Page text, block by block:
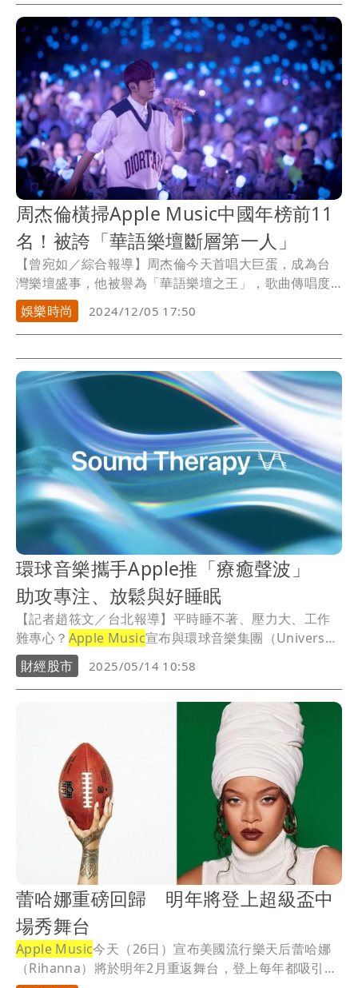
Atmos杜比全景環繞音效。基於三方品牌合作，
Mercedes-Benz車款將成為第一款以原音重現方式，提
供Apple Music 空間音訊杜比全景音效的非Apple裝置。
周杰倫橫掃Apple Music中國年榜前11
名！被誇「華語樂壇斷層第一人」
【曾宛如／綜合報導】周杰倫今天首唱大巨蛋，成為台
灣樂壇盛事，他被譽為「華語樂壇之王」，歌曲傳唱度
之廣，為華人歌手第一人，剛好在他前進大巨蛋時刻，
Apple Music公布了2024年度中國大陸最熱歌曲名次
榜，前3名分別是周杰倫的《七里香》、《晴天》、《擱
淺》，前11名全部都是周杰倫的歌，直至第12名才出現
林俊傑的歌《交換餘生》，可見他對華語樂壇的影響
力，無人可比。
娛樂時尚 2024/12/05 17:50
環球音樂攜手Apple推「療癒聲波」
助攻專注、放鬆與好睡眠
【記者趙筱文／台北報導】平時睡不著、壓力大、工作
難專心？ Apple Music宣布與環球音樂集團（Universal
Music Group, UMG）攜手推出全新音訊療癒計畫《療
癒聲波》（Healing Frequencies），結合聲學科學與明
星音樂內容，透過聲波技術強化專注力、放鬆程度與睡
眠品質，打造全新聆聽體驗。《療癒聲波》現已於
財經股市 2025/05/14 10:58
蕾哈娜重磅回歸 明年將登上超級盃中
場秀舞台
Apple Music今天（26日）宣布美國流行樂天后蕾哈娜
（Rihanna）將於明年2月重返舞台，登上每年都吸引大